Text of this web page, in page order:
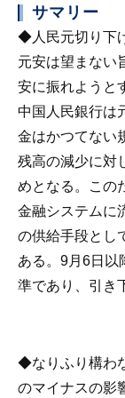
サマリー
◆人民元切り下
元安は望まない
安に振れようと
中国人民銀行は
金はかつてない
残高の減少に対
めとなる。この
金融システムに
の供給手段とし
ある。9月6日以
準であり、引き
◆なりふり構わ
のマイナスの影